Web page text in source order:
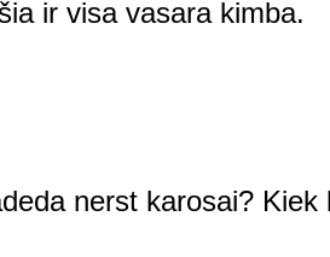
ir visa vasara kimba.
nerst karosai?